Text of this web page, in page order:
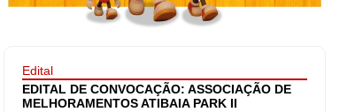
Edital
EDITAL DE CONVOCAÇÃO: ASSOCIAÇÃO DE
MELHORAMENTOS ATIBAIA PARK II